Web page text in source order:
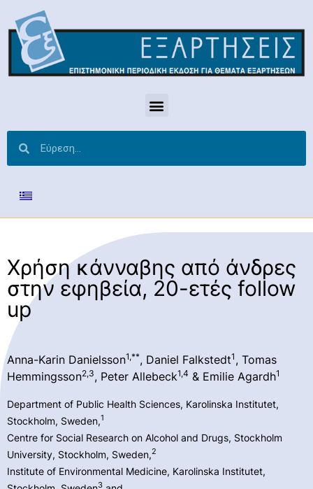
Χρήση κάνναβης από άνδρες
στην εφηβεία, 20-ετές follow
up
Anna-Karin Danielsson1,**, Daniel Falkstedt1 , Tomas
Hemmingsson2,3, Peter Allebeck1,4 & Emilie Agardh1
Department of Public Health Sciences, Karolinska Institutet,
Stockholm, Sweden,1
Centre for Social Research on Alcohol and Drugs, Stockholm
University, Stockholm, Sweden,2
Institute of Environmental Medicine, Karolinska Institutet,
3